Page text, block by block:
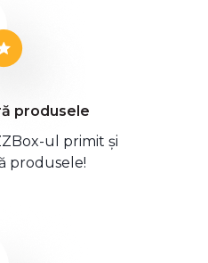
produsele
ul primit și
produsele!